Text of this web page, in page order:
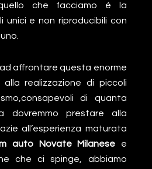
che facciamo é la
unici e non riproducibili con
affrontare questa enorme
realizzazione di piccoli
di quanta
dovremmo prestare alla
all’esperienza maturata
auto Novate Milanese
e
che ci spinge, abbiamo